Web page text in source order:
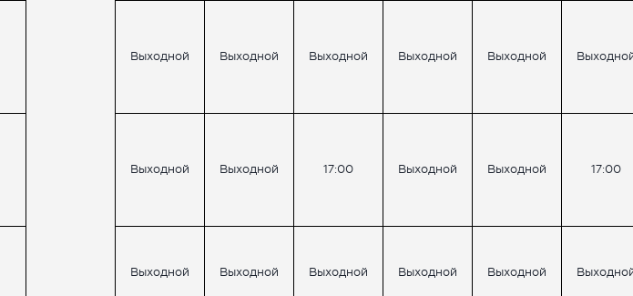
Выходной Выходной Выходной Выходной Выходной
Выходной Выходной 17:00 Выходной Выходной 17:00
Выходной Выходной Выходной Выходной Выходной